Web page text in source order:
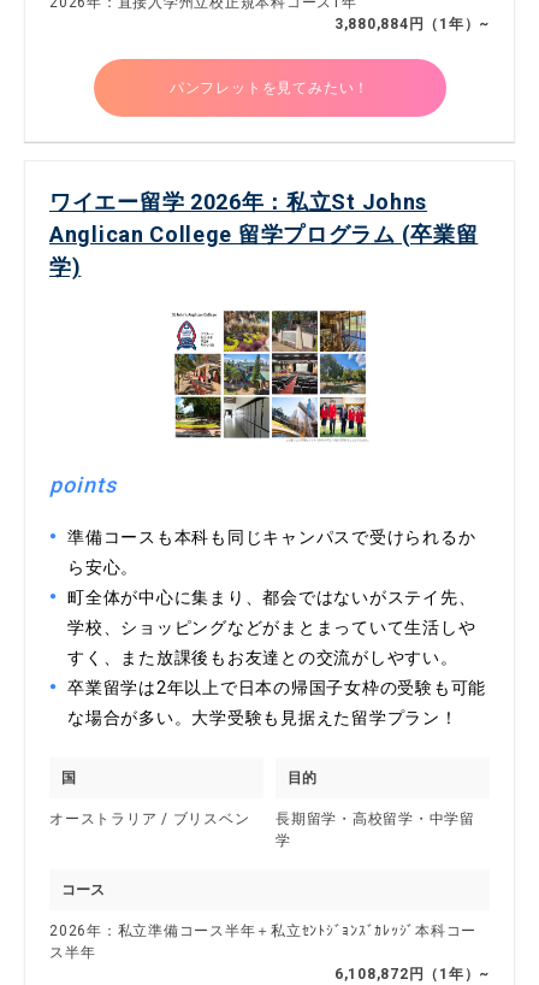
3,880,884円（1年）~
パンフレットを見てみたい！
ワイエー留学 2026年：私立St Johns
Anglican College 留学プログラム (卒業留
学)
points
準備コースも本科も同じキャンパスで受けられるか
ら安心。
町全体が中心に集まり、都会ではないがステイ先、
学校、ショッピングなどがまとまっていて生活しや
すく、また放課後もお友達との交流がしやすい。
卒業留学は2年以上で日本の帰国子女枠の受験も可能
な場合が多い。大学受験も見据えた留学プラン！
国
オーストラリア / ブリスベン
目的
長期留学・高校留学・中学留
学
コース
2026年：私立準備コース半年＋私立ｾﾝﾄｼﾞｮﾝｽﾞｶﾚｯｼﾞ本科コー
ス半年
6,108,872円（1年）~